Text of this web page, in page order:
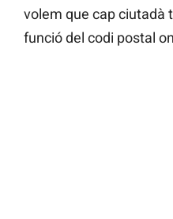
volem que cap ciutadà
funció del codi postal